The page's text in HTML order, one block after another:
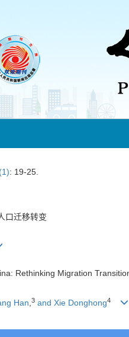
: 19-25.
口迁移转变
Rethinking Migration
Han 3 and Xie Donghong4